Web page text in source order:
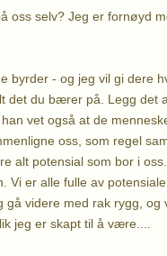
oss selv? Jeg er fornøyd
- og jeg vil gi dere
det du bærer på. Legg det
vet også at de
oss, som regel
alt potensial som bor i
Vi er alle fulle av
gå videre med rak rygg,
jeg er skapt til å være....